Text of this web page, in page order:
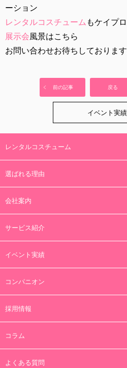
ーション
レンタルコスチュームもケイプ
展示会風景はこちら
お問い合わせお待ちしております
前の記事 戻る
イベント実
レンタルコスチューム
選ばれる理由
会社案内
サービス紹介
イベント実績
コンパニオン
採用情報
コラム
よくある質問